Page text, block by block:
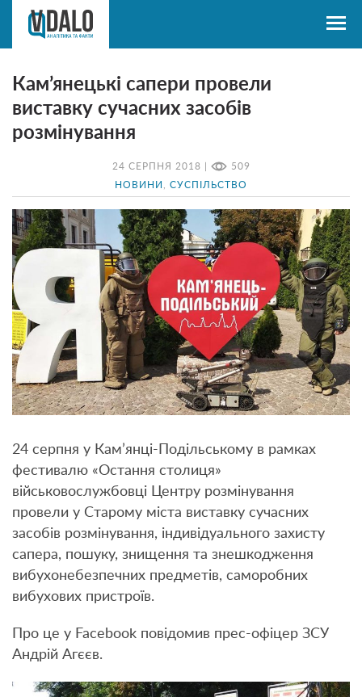
24 СЕРПНЯ 2018 | 509
НОВИНИ СУСПІЛЬСТВО
Кам’янецькі сапери провели
виставку сучасних засобів
розмінування
24 серпня у Кам’янці-Подільському в рамках
фестивалю «Остання столиця»
військовослужбовці Центру розмінування
провели у Старому міста виставку сучасних
засобів розмінування, індивідуального захисту
сапера, пошуку, знищення та знешкодження
вибухонебезпечних предметів, саморобних
вибухових пристроїв.
Про це у Facebook повідомив прес-офіцер ЗСУ
Андрій Агєєв.